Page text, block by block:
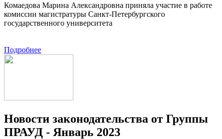
Комаедова Марина Александровна приняла участие в работе
комиссии магистратуры Санкт-Петербургского
государственного университета
Подробнее
Новости законодательства от Группы
ПРАУД - Январь 2023